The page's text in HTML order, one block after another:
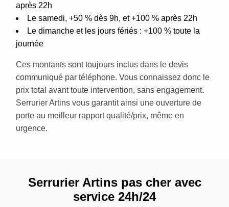
après 22h
Le samedi, +50 % dès 9h, et +100 % après 22h
Le dimanche et les jours fériés : +100 % toute la
journée
Ces montants sont toujours inclus dans le devis
communiqué par téléphone. Vous connaissez donc le
prix total avant toute intervention, sans engagement.
Serrurier Artins vous garantit ainsi une ouverture de
porte au meilleur rapport qualité/prix, même en
urgence.
Serrurier Artins pas cher avec
service 24h/24